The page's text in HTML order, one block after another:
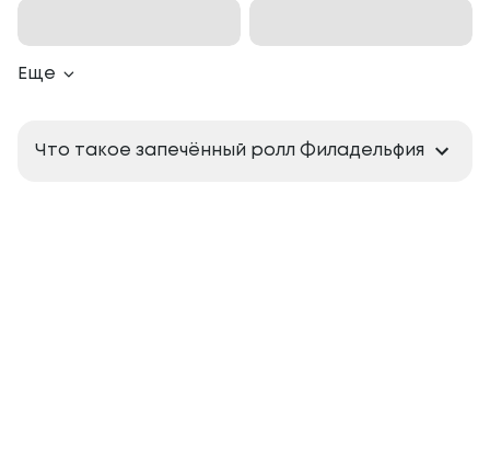
Еще
Что такое запечённый ролл Филадельфия